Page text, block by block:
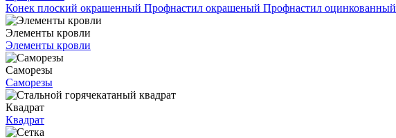
Конек плоский окрашенный Профнастил окрашеный Профнастил оцинкованный
Элементы кровли
Элементы кровли
Саморезы
Саморезы
Квадрат
Квадрат